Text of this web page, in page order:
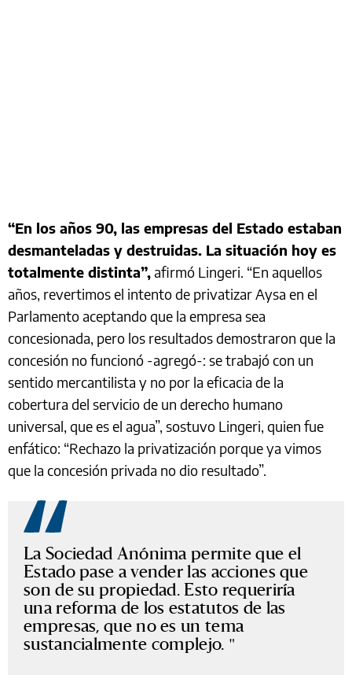
“En los años 90, las empresas del Estado estaban
desmanteladas y destruidas. La situación hoy es
totalmente distinta”,afirmó Lingeri. “En aquellos
años, revertimos el intento de privatizar Aysa en el
Parlamento aceptando que la empresa sea
concesionada, pero los resultados demostraron que la
concesión no funcionó -agregó-: se trabajó con un
sentido mercantilista y no por la eficacia de la
cobertura del servicio de un derecho humano
universal, que es el agua”, sostuvo Lingeri, quien fue
enfático: “Rechazo la privatización porque ya vimos
que la concesión privada no dio resultado”.
La Sociedad Anónima permite que el
Estado pase a vender las acciones que
son de su propiedad. Esto requeriría
una reforma de los estatutos de las
empresas, que no es un tema
sustancialmente complejo.